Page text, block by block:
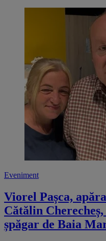
Eveniment
Viorel Pașca,
Cătălin
șpăgar de Baia